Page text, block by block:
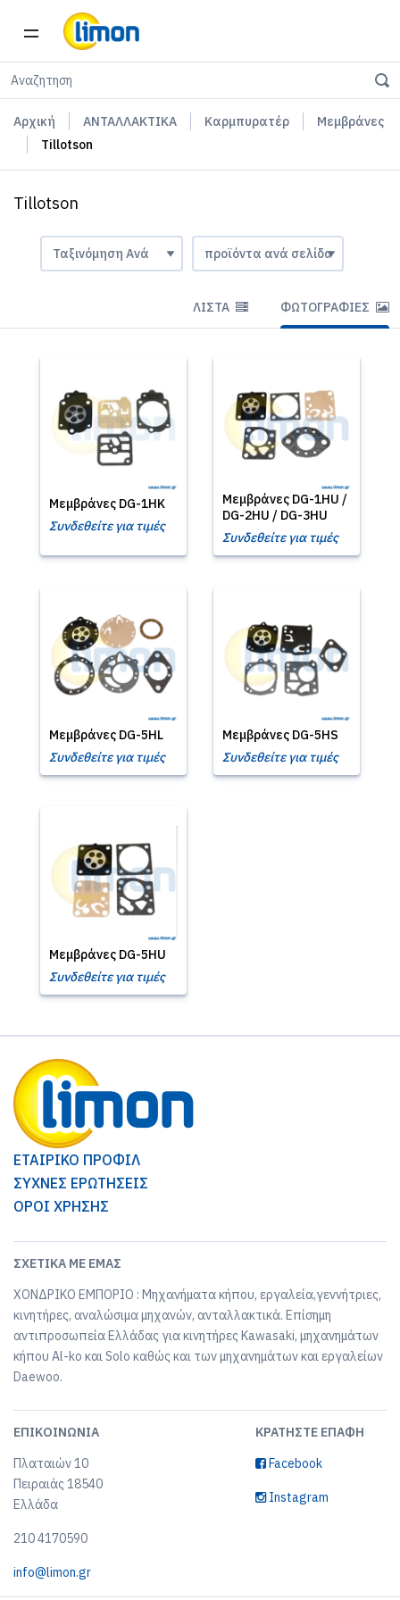
Αρχική ΑΝΤΑΛΛΑΚΤΙΚΑ Καρμπυρατέρ
Μεμβράνες
Tillotson
Tillotson
ΛΊΣΤΑ ΦΩΤΟΓΡΑΦΊΕΣ
Μεμβράνες DG-1HK
Συνδεθείτε για τιμές
Μεμβράνες DG-1HU /
DG-2HU / DG-3HU
Συνδεθείτε για τιμές
Μεμβράνες DG-5HL
Συνδεθείτε για τιμές
Μεμβράνες DG-5HS
Συνδεθείτε για τιμές
Μεμβράνες DG-5HU
Συνδεθείτε για τιμές
ΕΤΑΙΡΙΚΟ ΠΡΟΦΙΛ
ΣΥΧΝΕΣ ΕΡΩΤΗΣΕΙΣ
ΟΡΟΙ ΧΡΗΣΗΣ
ΣΧΕΤΙΚΆ ΜΕ ΕΜΆΣ
ΧΟΝΔΡΙΚΟ ΕΜΠΟΡΙΟ : Μηχανήματα κήπου, εργαλεία,γεννήτριες,
κινητήρες, αναλώσιμα μηχανών, ανταλλακτικά. Επίσημη
αντιπροσωπεία Ελλάδας για κινητήρες Kawasaki, μηχανημάτων
κήπου Al-ko και Solo καθώς και των μηχανημάτων και εργαλείων
Daewoo.
ΕΠΙΚΟΙΝΩΝΊΑ
Πλαταιών 10
Πειραιάς 18540
Ελλάδα
210 4170590
info@limon.gr
ΚΡΑΤΉΣΤΕ ΕΠΑΦΉ
Facebook
Instagram